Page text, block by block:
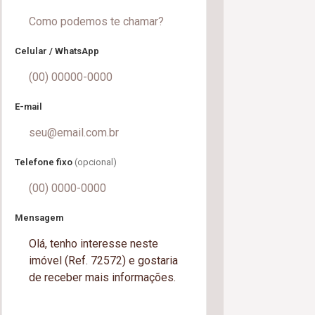
Celular / WhatsApp
E-mail
Telefone fixo (opcional)
Mensagem